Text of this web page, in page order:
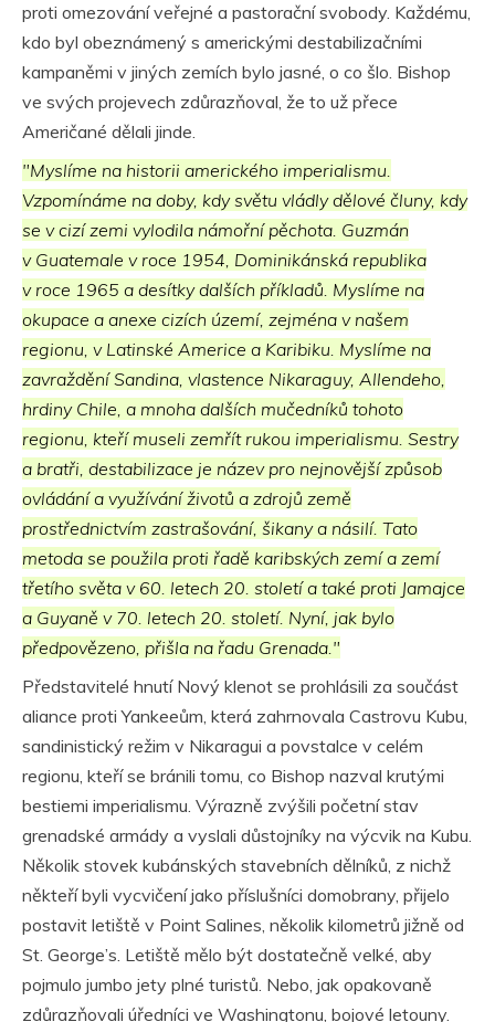
proti omezování veřejné a pastorační svobody. Každému,
kdo byl obeznámený s americkými destabilizačními
kampaněmi v jiných zemích bylo jasné, o co šlo. Bishop
ve svých projevech zdůrazňoval, že to už přece
Američané dělali jinde.
"Myslíme na historii amerického imperialismu.
Vzpomínáme na doby, kdy světu vládly dělové čluny, kdy
se v cizí zemi vylodila námořní pěchota. Guzmán
v Guatemale v roce 1954, Dominikánská republika
v roce 1965 a desítky dalších příkladů. Myslíme na
okupace a anexe cizích území, zejména v našem
regionu, v Latinské Americe a Karibiku. Myslíme na
zavraždění Sandina, vlastence Nikaraguy, Allendeho,
hrdiny Chile, a mnoha dalších mučedníků tohoto
regionu, kteří museli zemřít rukou imperialismu. Sestry
a bratři, destabilizace je název pro nejnovější způsob
ovládání a využívání životů a zdrojů země
prostřednictvím zastrašování, šikany a násilí. Tato
metoda se použila proti řadě karibských zemí a zemí
třetího světa v 60. letech 20. století a také proti Jamajce
a Guyaně v 70. letech 20. století. Nyní, jak bylo
předpovězeno, přišla na řadu Grenada."
Představitelé hnutí Nový klenot se prohlásili za součást
aliance proti Yankeeům, která zahrnovala Castrovu Kubu,
sandinistický režim v Nikaragui a povstalce v celém
regionu, kteří se bránili tomu, co Bishop nazval krutými
bestiemi imperialismu. Výrazně zvýšili početní stav
grenadské armády a vyslali důstojníky na výcvik na Kubu.
Několik stovek kubánských stavebních dělníků, z nichž
někteří byli vycvičení jako příslušníci domobrany, přijelo
postavit letiště v Point Salines, několik kilometrů jižně od
St. George’s. Letiště mělo být dostatečně velké, aby
pojmulo jumbo jety plné turistů. Nebo, jak opakovaně
zdůrazňovali úředníci ve Washingtonu, bojové letouny.